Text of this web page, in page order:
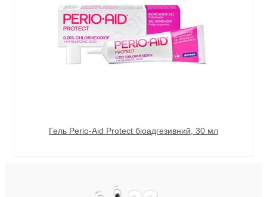
Гель Perio-Aid Protect біоадгезивний, 30 мл